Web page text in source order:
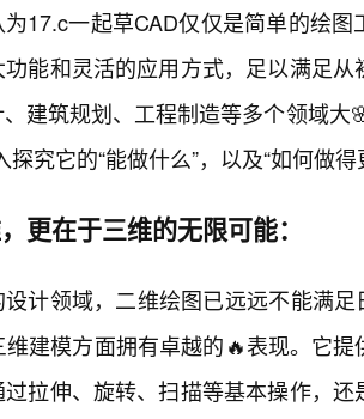
17.c一起草CAD仅仅是简单的绘
能和灵活的应用方式，足以满足从
建筑规划、工程制造等多个领域大
探究它的“能做什么”，以及“如何做得
更在于三维的无限可能：
计领域，二维绘图已远远不能满
建模方面拥有卓越的🔥表现。它
拉伸、旋转、扫描等基本操作，